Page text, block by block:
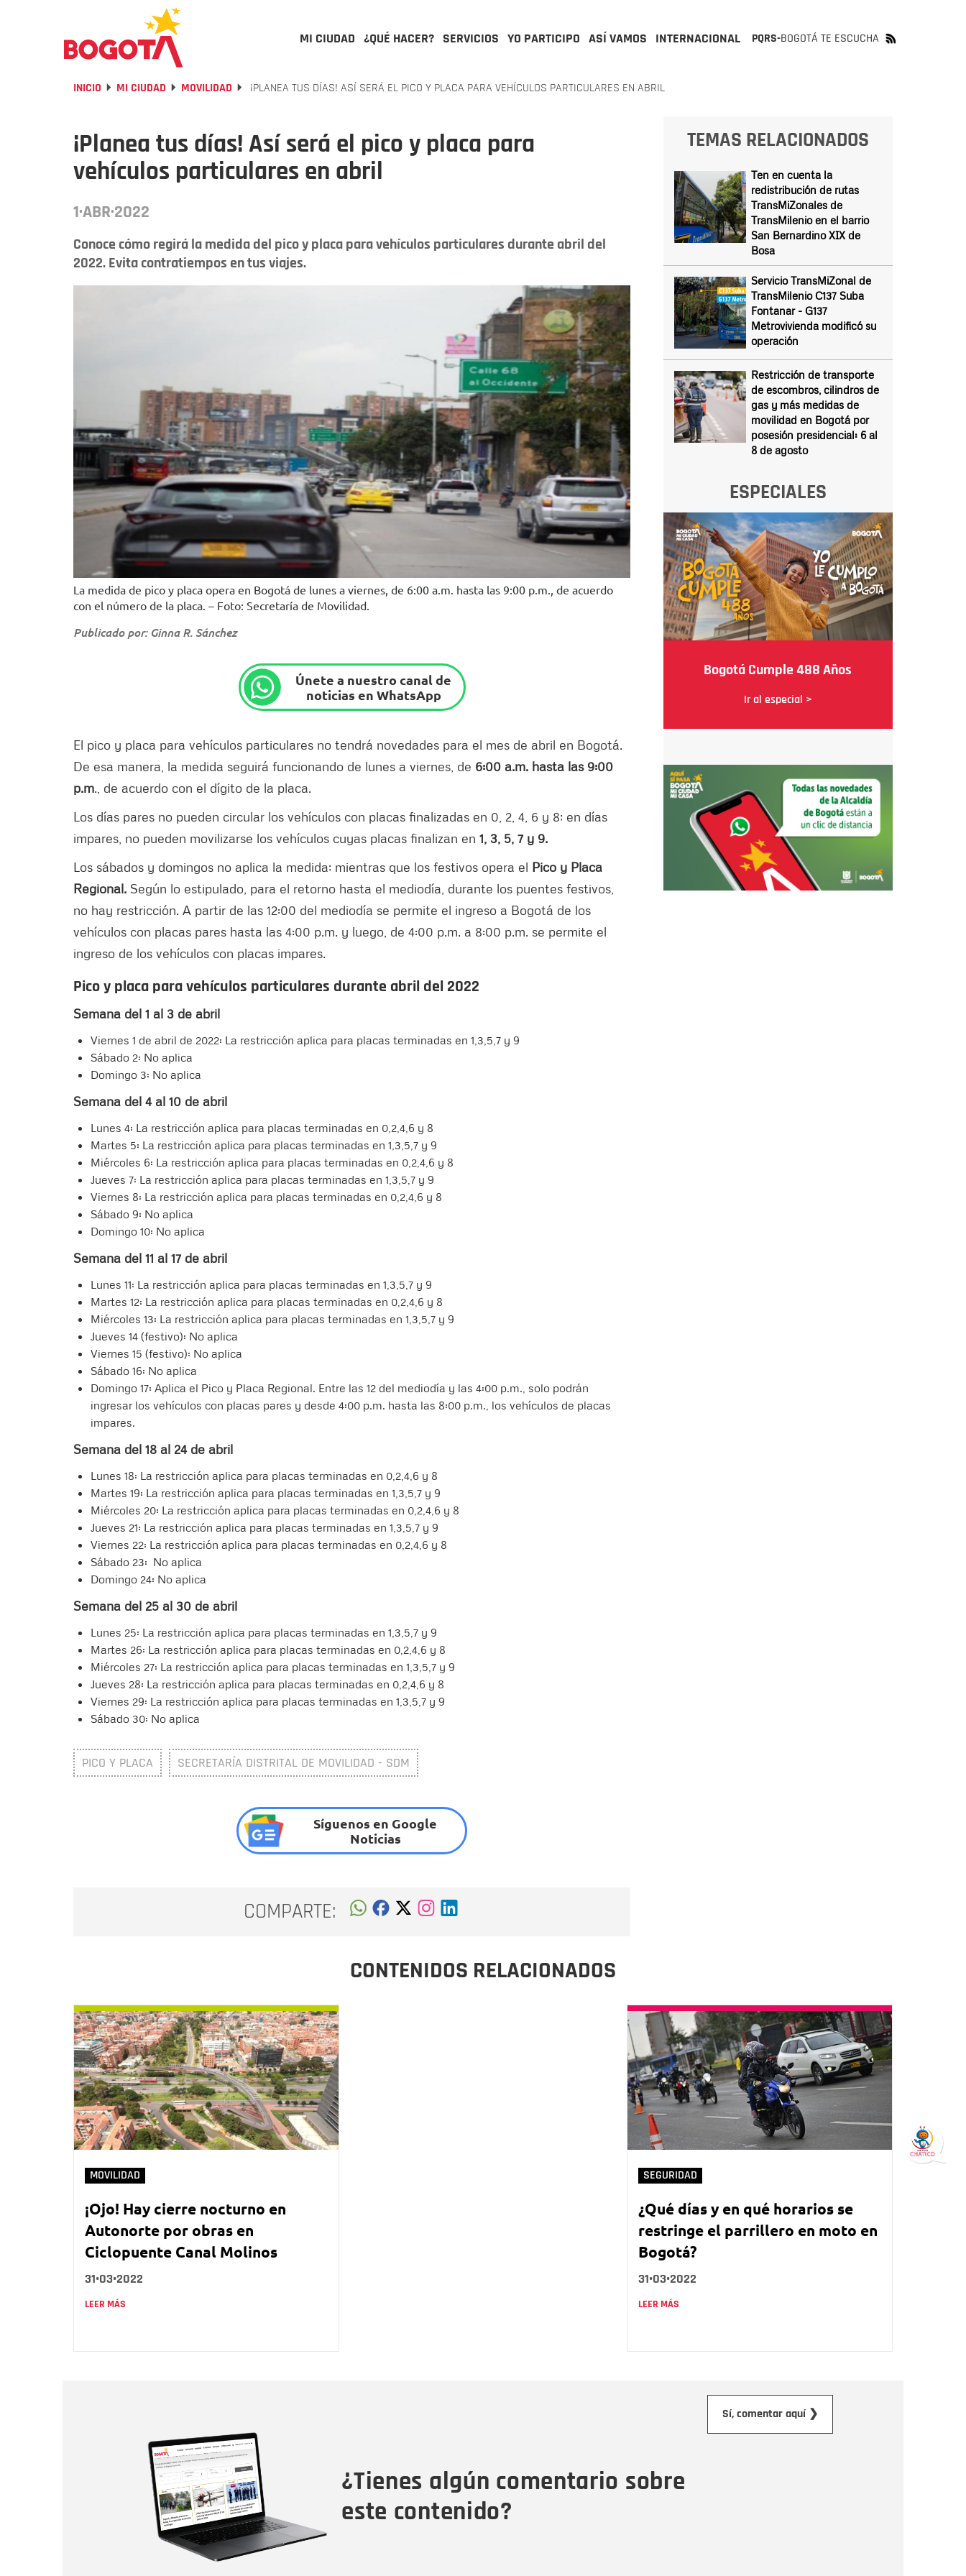
MI CIUDAD ¿QUÉ HACER? SERVICIOS YO PARTICIPO ASÍ VAMOS INTERNACIONAL PQRS-BOGOTÁ TE ESCUCHA
INICIO MI CIUDAD MOVILIDAD ¡PLANEA TUS DÍAS! ASÍ SERÁ EL PICO Y PLACA PARA VEHÍCULOS PARTICULARES EN ABRIL
¡Planea tus días! Así será el pico y placa para
vehículos particulares en abril
1·ABR·2022
Conoce cómo regirá la medida del pico y placa para vehículos particulares durante abril del
2022. Evita contratiempos en tus viajes.
La medida de pico y placa opera en Bogotá de lunes a viernes, de 6:00 a.m. hasta las 9:00 p.m., de acuerdo
con el número de la placa. – Foto: Secretaría de Movilidad.
Publicado por: Ginna R. Sánchez
Únete a nuestro canal de
noticias en WhatsApp
El pico y placa para vehículos particulares no tendrá novedades para el mes de abril en Bogotá.
De esa manera, la medida seguirá funcionando de lunes a viernes, de 6:00 a.m. hasta las 9:00
p.m., de acuerdo con el dígito de la placa.
Los días pares no pueden circular los vehículos con placas finalizadas en 0, 2, 4, 6 y 8; en días
impares, no pueden movilizarse los vehículos cuyas placas finalizan en 1, 3, 5, 7 y 9.
Los sábados y domingos no aplica la medida; mientras que los festivos opera el Pico y Placa
Regional. Según lo estipulado, para el retorno hasta el mediodía, durante los puentes festivos,
no hay restricción. A partir de las 12:00 del mediodía se permite el ingreso a Bogotá de los
vehículos con placas pares hasta las 4:00 p.m. y luego, de 4:00 p.m. a 8:00 p.m. se permite el
ingreso de los vehículos con placas impares.
Pico y placa para vehículos particulares durante abril del 2022
Semana del 1 al 3 de abril
Viernes 1 de abril de 2022: La restricción aplica para placas terminadas en 1,3,5,7 y 9
Sábado 2: No aplica
Domingo 3: No aplica
Semana del 4 al 10 de abril
Lunes 4: La restricción aplica para placas terminadas en 0,2,4,6 y 8
Martes 5: La restricción aplica para placas terminadas en 1,3,5,7 y 9
Miércoles 6: La restricción aplica para placas terminadas en 0,2,4,6 y 8
Jueves 7: La restricción aplica para placas terminadas en 1,3,5,7 y 9
Viernes 8: La restricción aplica para placas terminadas en 0,2,4,6 y 8
Sábado 9: No aplica
Domingo 10: No aplica
Semana del 11 al 17 de abril
Lunes 11: La restricción aplica para placas terminadas en 1,3,5,7 y 9
Martes 12: La restricción aplica para placas terminadas en 0,2,4,6 y 8
Miércoles 13: La restricción aplica para placas terminadas en 1,3,5,7 y 9
Jueves 14 (festivo): No aplica
Viernes 15 (festivo): No aplica
Sábado 16: No aplica
Domingo 17: Aplica el Pico y Placa Regional. Entre las 12 del mediodía y las 4:00 p.m., solo podrán
ingresar los vehículos con placas pares y desde 4:00 p.m. hasta las 8:00 p.m., los vehículos de placas
impares.
Semana del 18 al 24 de abril
Lunes 18: La restricción aplica para placas terminadas en 0,2,4,6 y 8
Martes 19: La restricción aplica para placas terminadas en 1,3,5,7 y 9
Miércoles 20: La restricción aplica para placas terminadas en 0,2,4,6 y 8
Jueves 21: La restricción aplica para placas terminadas en 1,3,5,7 y 9
Viernes 22: La restricción aplica para placas terminadas en 0,2,4,6 y 8
Sábado 23: No aplica
Domingo 24: No aplica
Semana del 25 al 30 de abril
Lunes 25: La restricción aplica para placas terminadas en 1,3,5,7 y 9
Martes 26: La restricción aplica para placas terminadas en 0,2,4,6 y 8
Miércoles 27: La restricción aplica para placas terminadas en 1,3,5,7 y 9
Jueves 28: La restricción aplica para placas terminadas en 0,2,4,6 y 8
Viernes 29: La restricción aplica para placas terminadas en 1,3,5,7 y 9
Sábado 30: No aplica
PICO Y PLACA SECRETARÍA DISTRITAL DE MOVILIDAD - SDM
Síguenos en Google
Noticias
COMPARTE:
TEMAS RELACIONADOS
Ten en cuenta la
redistribución de rutas
TransMiZonales de
TransMilenio en el barrio
San Bernardino XIX de
Bosa
Servicio TransMiZonal de
TransMilenio C137 Suba
Fontanar - G137
Metrovivienda modificó su
operación
Restricción de transporte
de escombros, cilindros de
gas y más medidas de
movilidad en Bogotá por
posesión presidencial: 6 al
8 de agosto
ESPECIALES
Bogotá Cumple 488 Años
Ir al especial >
CONTENIDOS RELACIONADOS
MOVILIDAD
¡Ojo! Hay cierre nocturno en
Autonorte por obras en
Ciclopuente Canal Molinos
31•03•2022
LEER MÁS
SEGURIDAD
¿Qué días y en qué horarios se
restringe el parrillero en moto en
Bogotá?
31•03•2022
LEER MÁS
¿Tienes algún comentario sobre
este contenido?
Sí, comentar aquí ❯